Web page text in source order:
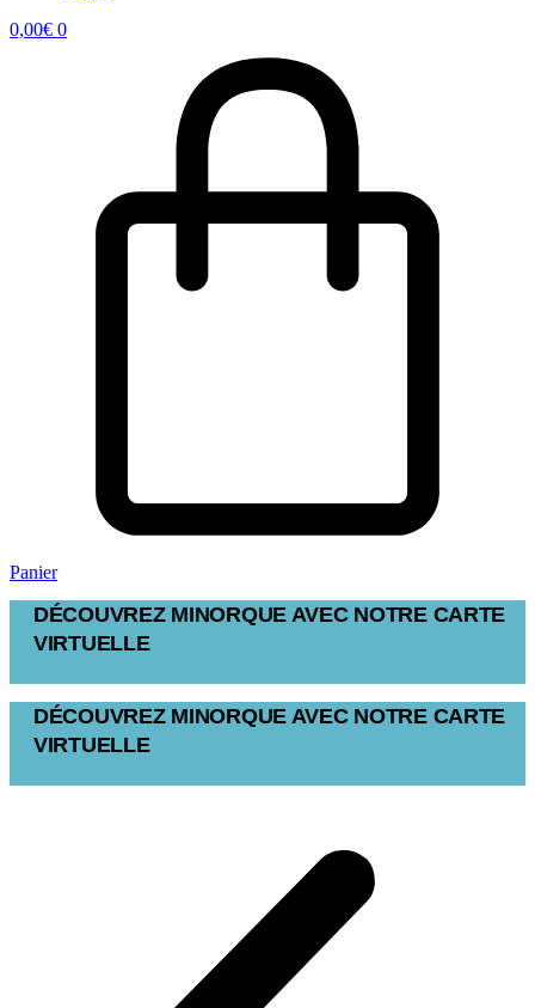
0,00€ 0
Panier
DÉCOUVREZ MINORQUE AVEC NOTRE CARTE
VIRTUELLE
DÉCOUVREZ MINORQUE AVEC NOTRE CARTE
VIRTUELLE